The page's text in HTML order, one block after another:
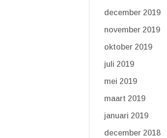
december 2019
november 2019
oktober 2019
juli 2019
mei 2019
maart 2019
januari 2019
december 2018